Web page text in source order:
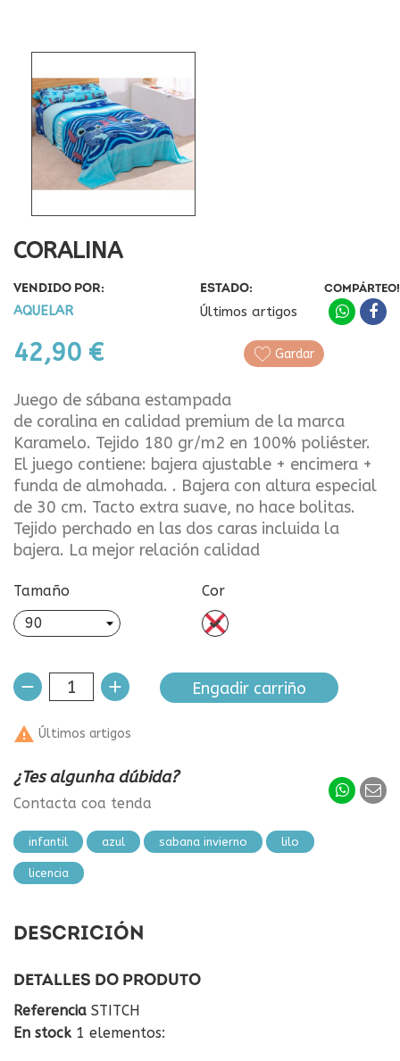
CORALINA
VENDIDO POR:
AQUELAR
ESTADO:
Últimos artigos
42,90 €
COMPÁRTEO!
Gardar
Juego de sábana estampada
de coralina en calidad premium de la marca
Karamelo. Tejido 180 gr/m2 en 100% poliéster.
El juego contiene: bajera ajustable + encimera +
funda de almohada. . Bajera con altura especial
de 30 cm. Tacto extra suave, no hace bolitas.
Tejido perchado en las dos caras incluida la
bajera. La mejor relación calidad
Tamaño Cor
sen
cor
Engadir carriño
 Últimos artigos
¿Tes algunha dúbida?
Contacta coa tenda
infantil azul sabana invierno lilo
licencia
DESCRICIÓN
DETALLES DO PRODUTO
Referencia STITCH
En stock 1 elementos: